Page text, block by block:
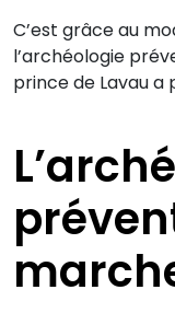
C’est grâce au
l’archéologie
prince de Lavau a